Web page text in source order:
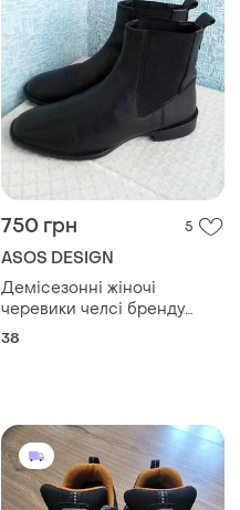
750 грн 5
ASOS DESIGN
Демісезонні жіночі
черевики челсі бренду
asos design великобританія
38